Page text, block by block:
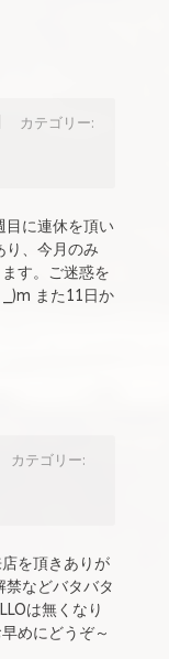
カテゴリー:
に連休を頂い
り、今月のみ
す。ご迷惑を
また11日か
カテゴリー:
を頂きありが
禁などバタバタ
は無くなり
めにどうぞ～